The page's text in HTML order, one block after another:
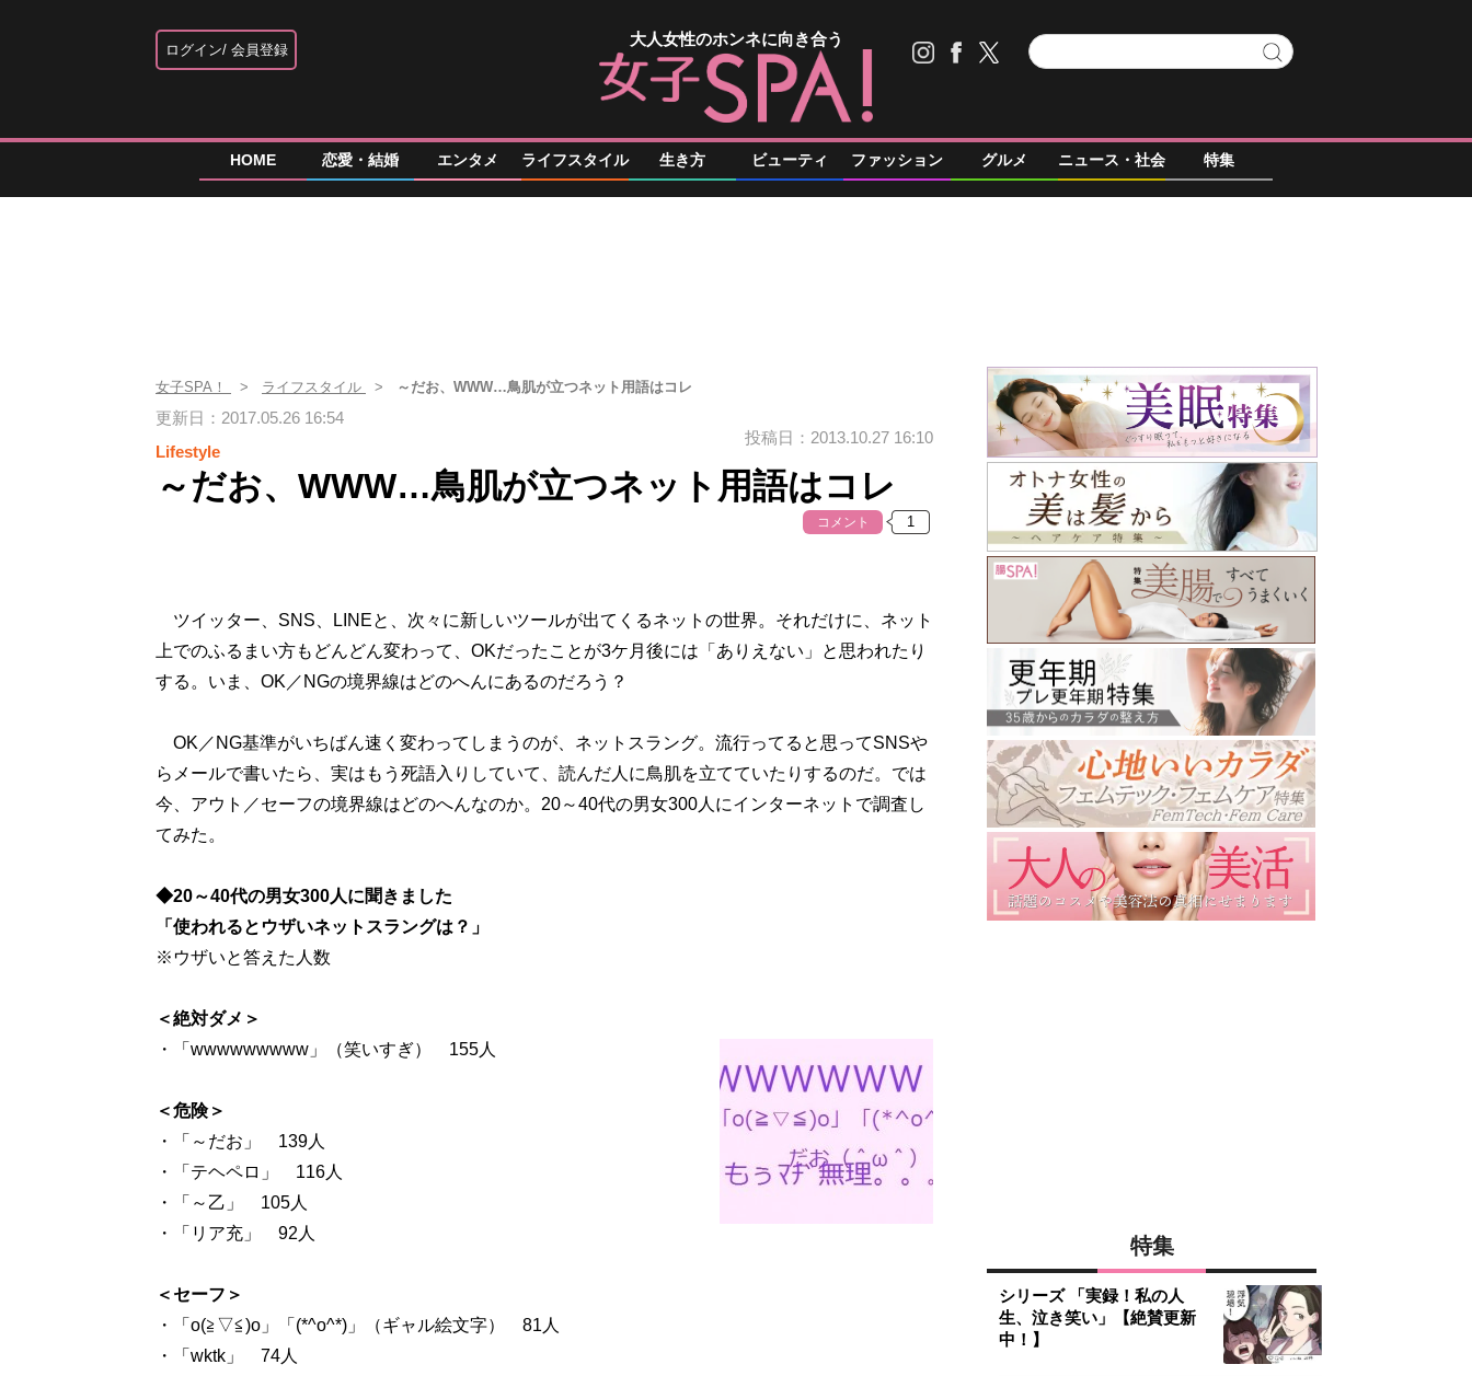
ログイン 会員登録
大人女性のホンネに向き合う
HOME 恋愛・結婚 エンタメ ライフスタイル 生き方 ビューティ ファッション グルメ ニュース・社会 特集
女子SPA！ ライフスタイル ～だお、WWW…鳥肌が立つネット用語はコレ
更新日：2017.05.26 16:54
Lifestyle
投稿日：2013.10.27 16:10
～だお、WWW…鳥肌が立つネット用語はコレ
コメント
ツイッター、SNS、LINEと、次々に新しいツールが出てくるネットの世界。それだけに、ネット
上でのふるまい方もどんどん変わって、OKだったことが3ケ月後には「ありえない」と思われたり
する。いま、OK／NGの境界線はどのへんにあるのだろう？
OK／NG基準がいちばん速く変わってしまうのが、ネットスラング。流行ってると思ってSNSや
らメールで書いたら、実はもう死語入りしていて、読んだ人に鳥肌を立てていたりするのだ。では
今、アウト／セーフの境界線はどのへんなのか。20～40代の男女300人にインターネットで調査し
てみた。
◆20～40代の男女300人に聞きました
「使われるとウザいネットスラングは？」
※ウザいと答えた人数
＜絶対ダメ＞
・「wwwwwwwww」（笑いすぎ） 155人
＜危険＞
・「～だお」 139人
・「テヘペロ」 116人
・「～乙」 105人
・「リア充」 92人
＜セーフ＞
・「o(≧▽≦)o」「(*^o^*)」（ギャル絵文字） 81人
・「wktk」 74人
特集
シリーズ 「実録！私の人
生、泣き笑い」【絶賛更新
中！】